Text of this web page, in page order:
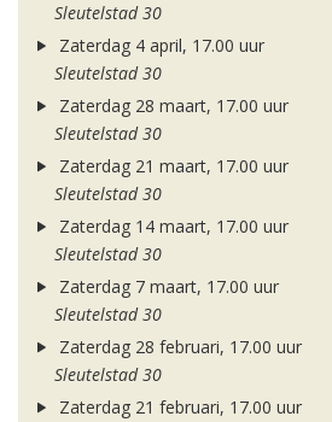
Sleutelstad 30
Zaterdag 4 april, 17.00 uur
Sleutelstad 30
Zaterdag 28 maart, 17.00 uur
Sleutelstad 30
Zaterdag 21 maart, 17.00 uur
Sleutelstad 30
Zaterdag 14 maart, 17.00 uur
Sleutelstad 30
Zaterdag 7 maart, 17.00 uur
Sleutelstad 30
Zaterdag 28 februari, 17.00 uur
Sleutelstad 30
Zaterdag 21 februari, 17.00 uur